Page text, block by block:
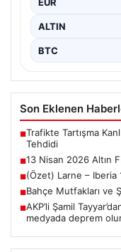
EUR
ALTIN
BTC
Son Eklenen
■Trafikte Tartışma
Tehdidi
■13 Nisan 2026 Altın
■(Özet) Larne – Iberia
■Bahçe Mutfakları ve
■AKP’li Şamil
medyada deprem